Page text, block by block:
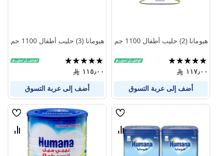
هيومانا (2) حليب أطفال 1100 جم
تقييم:
100%
١١٧٫٠٠
أضف إلى عربة التسوق
هيومانا (3) حليب أطفال 1100 جم
تقييم:
100%
١١٥٫٠٠
أضف إلى عربة التسوق
قائمة
قارن
قائمة
قارن